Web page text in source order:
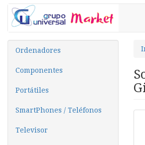
Ordenadores
Componentes
Portátiles
SmartPhones / Teléfonos
Televisor